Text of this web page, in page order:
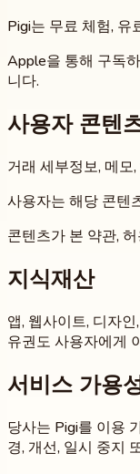
Pigi는 무료 체험, 유
Apple을 통해 구독
니다.
사용자 콘텐
거래 세부정보, 메
사용자는 해당 콘텐
콘텐츠가 본 약관,
지식재산
앱, 웹사이트, 디자
유권도 사용자에게
서비스 가용
당사는 Pigi를 이용
경, 개선, 일시 중지